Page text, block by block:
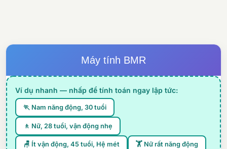
Máy tính BMR
Ví dụ nhanh — nhấp để tính toán ngay lập tức:
🏃 Nam năng động, 30 tuổi
🚶 Nữ, 28 tuổi, vận động nhẹ
🪑 Ít vận động, 45 tuổi, Hệ mét 🏋️ Nữ rất năng động